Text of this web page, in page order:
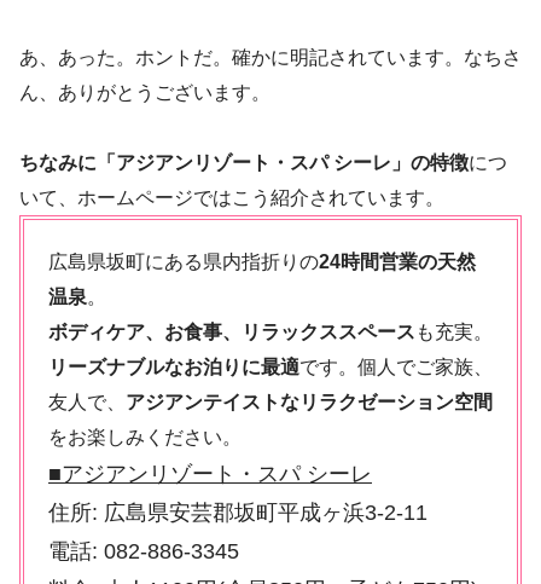
あ、あった。ホントだ。確かに明記されています。なちさ
ん、ありがとうございます。
ちなみに「アジアンリゾート・スパ シーレ」の特徴につ
いて、ホームページではこう紹介されています。
広島県坂町にある県内指折りの24時間営業の天然
温泉。
ボディケア、お食事、リラックススペース も充実。
リーズナブルなお泊りに最適です。個人でご家族、
友人で、 アジアンテイストなリラクゼーション空間
をお楽しみください。
■アジアンリゾート・スパ シーレ
住所: 広島県安芸郡坂町平成ヶ浜3-2-11
電話: 082-886-3345